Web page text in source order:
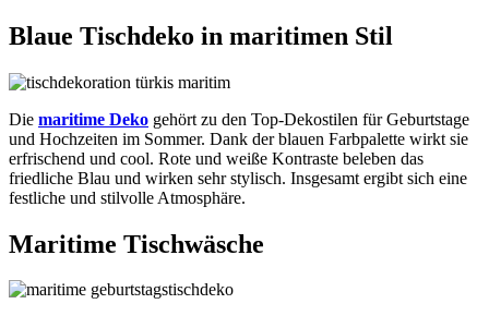
Blaue Tischdeko in maritimen Stil
Die maritime Deko gehört zu den Top-Dekostilen für Geburtstage
und Hochzeiten im Sommer. Dank der blauen Farbpalette wirkt sie
erfrischend und cool. Rote und weiße Kontraste beleben das
friedliche Blau und wirken sehr stylisch. Insgesamt ergibt sich eine
festliche und stilvolle Atmosphäre.
Maritime Tischwäsche